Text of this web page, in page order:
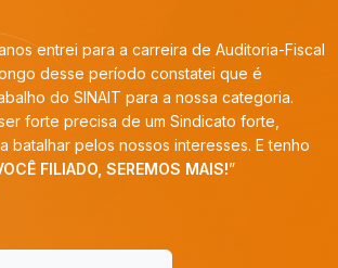
entrei para a carreira de Auditoria-Fiscal
desse período constatei que é
do SINAIT para a nossa categoria.
forte precisa de um Sindicato forte,
batalhar pelos nossos interesses. E tenho
FILIADO, SEREMOS MAIS!”